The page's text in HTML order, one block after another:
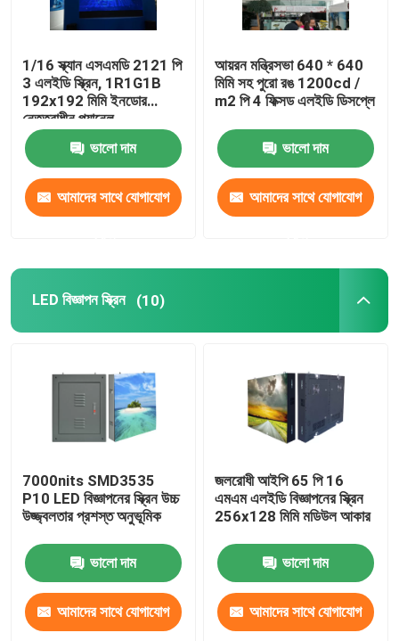
কারখানা ভ্রমণ
মান নিয়ন্ত্রণ
যোগাযোগ করুন
খবর
ইনডোর ভাড়া এলইডি ডিসপ্লে
স্থির LED ডিসপ্লে
ছোট পিচ এলইডি ডিসপ্লে
স্বচ্ছ নেতৃত্ব প্রদর্শন
LED স্টেজ ব্যাকড্রপ স্ক্রিন
1/16 স্ক্যান এসএমডি 2121 পি
3 এলইডি স্ক্রিন, 1R1G1B
192x192 মিমি ইনডোর
নেতৃত্বাধীন প্যানেল
ভালো দাম
আমাদের সাথে যোগাযোগ
আয়রন মন্ত্রিসভা 640 * 640
মিমি সহ পুরো রঙ 1200cd /
m2 পি 4 ফিক্সড এলইডি ডিসপ্লে
ভালো দাম
আমাদের সাথে যোগাযোগ
LED বিজ্ঞাপন স্ক্রিন (10)
7000nits SMD3535
P10 LED বিজ্ঞাপনের স্ক্রিন উচ্চ
উজ্জ্বলতার প্রশস্ত অনুভূমিক
ভালো দাম
আমাদের সাথে যোগাযোগ
জলরোধী আইপি 65 পি 16
এমএম এলইডি বিজ্ঞাপনের স্ক্রিন
256x128 মিমি মডিউল আকার
ভালো দাম
আমাদের সাথে যোগাযোগ